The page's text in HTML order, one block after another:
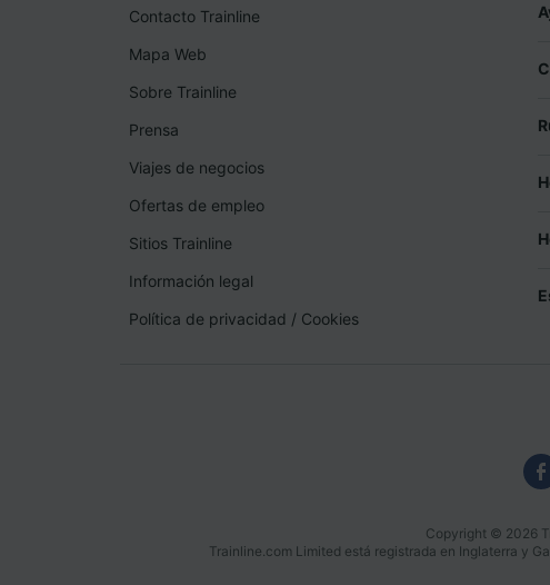
Contacto Trainline
Mapa Web
Sobre Trainline
Prensa
Viajes de negocios
Ofertas de empleo
Sitios Trainline
Información legal
Política de privacidad / Cookies
Copyright © 2026
Trainline.com Limited está registrada en Inglaterra y